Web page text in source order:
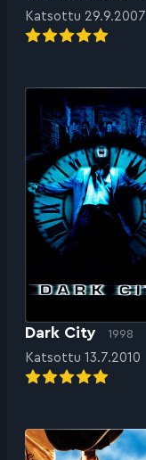
Katsottu 29.9.2007
Dark City 1998
Katsottu 13.7.2010